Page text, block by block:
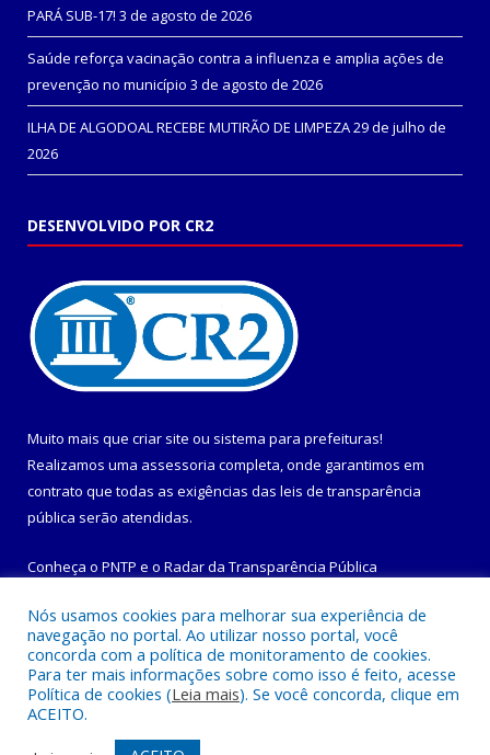
PARÁ SUB-17! 3 de agosto de 2026
Saúde reforça vacinação contra a influenza e amplia ações de
prevenção no município 3 de agosto de 2026
ILHA DE ALGODOAL RECEBE MUTIRÃO DE LIMPEZA29 de julho de
2026
DESENVOLVIDO POR CR2
Muito mais que criar site ou sistema para prefeituras!
Realizamos uma assessoria completa, onde garantimos em
contrato que todas as exigências das leis de transparência
pública serão atendidas.
Conheça o PNTP e o Radar da Transparência Pública
Todos os direitos reservados a Prefeitura Municipal de
Maracanã.
Nós usamos cookies para melhorar sua experiência de
navegação no portal. Ao utilizar nosso portal, você
concorda com a política de monitoramento de cookies.
Para ter mais informações sobre como isso é feito, acesse
Política de cookies (Leia mais). Se você concorda, clique em
ACEITO.